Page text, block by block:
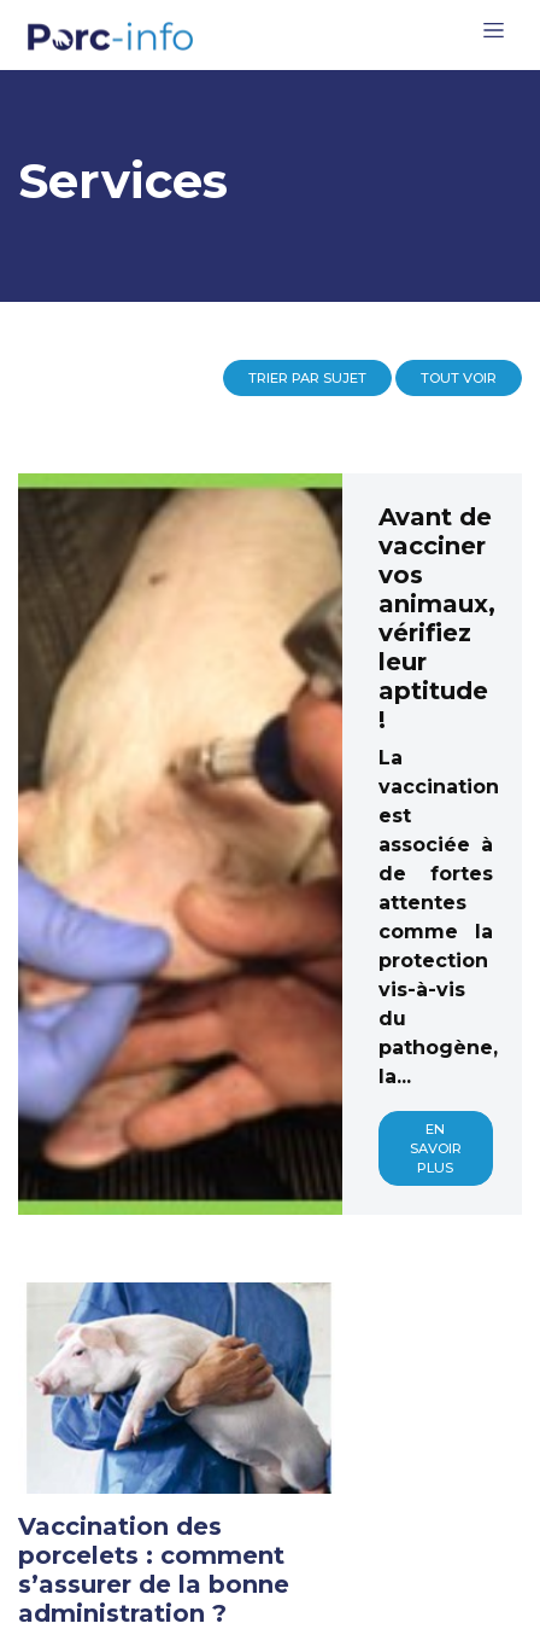
Services
TRIER PAR SUJET TOUT VOIR
Avant de
vacciner
vos
animaux,
vérifiez
leur
aptitude
!
La
vaccination
est
associée à
de fortes
attentes
comme la
protection
vis-à-vis
du
pathogène,
la...
EN
SAVOIR
PLUS
Vaccination des
porcelets : comment
s’assurer de la bonne
administration ?